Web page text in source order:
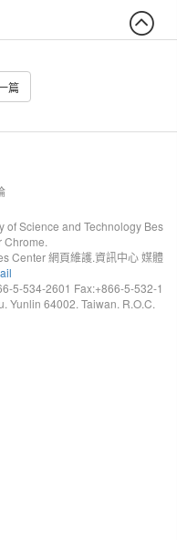
篇
of Science and Technology Bes
Chrome.
Center 網頁維護.資訊中心 媒體
5-534-2601 Fax:+866-5-532-1
Yunlin 64002. Taiwan. R.O.C.